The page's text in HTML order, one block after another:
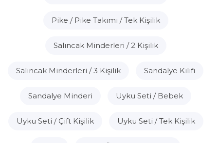
Pike / Pike Takımı / Tek Kişilik
Salıncak Minderleri / 2 Kişilik
Salıncak Minderleri / 3 Kişilik Sandalye Kılıfı
Sandalye Minderi Uyku Seti / Bebek
Uyku Seti / Çift Kişilik Uyku Seti / Tek Kişilik